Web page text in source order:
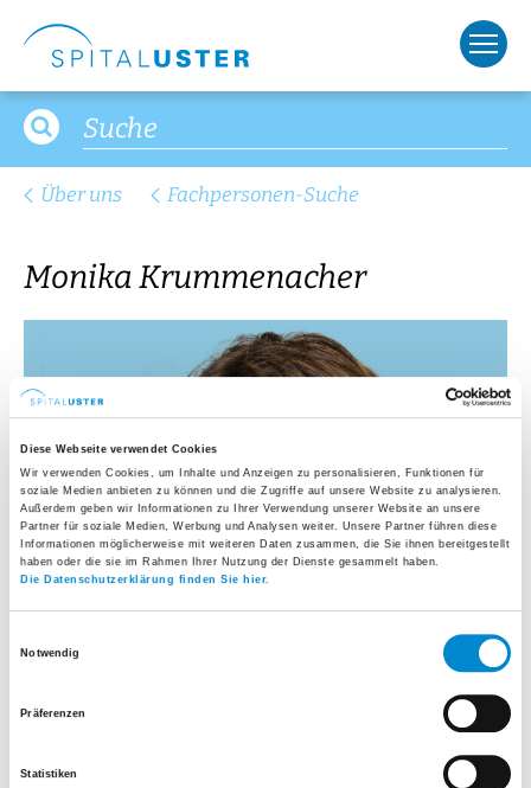
Diese Webseite verwendet Cookies
Wir verwenden Cookies, um Inhalte und Anzeigen zu personalisieren, Funktionen für
soziale Medien anbieten zu können und die Zugriffe auf unsere Website zu analysieren.
Außerdem geben wir Informationen zu Ihrer Verwendung unserer Website an unsere
Partner für soziale Medien, Werbung und Analysen weiter. Unsere Partner führen diese
Informationen möglicherweise mit weiteren Daten zusammen, die Sie ihnen bereitgestellt
haben oder die sie im Rahmen Ihrer Nutzung der Dienste gesammelt haben.
Die Datenschutzerklärung finden Sie hier.
Notwendig
Präferenzen
Statistiken
Über uns Fachpersonen-Suche
Monika Krummenacher
Fortbildungen